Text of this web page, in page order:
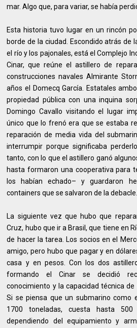
mar. Algo que, para variar, se había
Esta historia tuvo lugar en un rincón
borde de la ciudad. Escondido atrás de
el río y los pajonales, está el Complejo
Cinar, que reúne el astillero de
construcciones navales Almirante
años el Domecq García. Estatales
propiedad pública con una inquina
Domingo Cavallo visitando el lugar
único que lo frenó era que se estaba
reparación de media vida del
interrumpir porque significaba
tanto, con lo que el astillero ganó
hasta formaron una cooperativa para
los habían echado– y guardaron
containers que se salvaron de la debacle.
La siguiente vez que hubo que
Cruz, hubo que ir a Brasil, que tiene en
de hacer la tarea. Los socios en el
amigo, pero hubo que pagar y en
casa y en pesos. Con los dos
formando el Cinar se decidió
conocimiento y la capacidad técnica
Si se piensa que un submarino como
1700 toneladas, cuesta hasta
dependiendo del equipamiento y